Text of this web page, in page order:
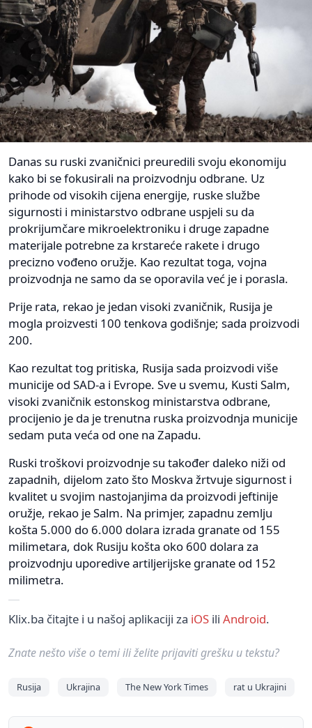
Danas su ruski zvaničnici preuredili svoju ekonomiju
kako bi se fokusirali na proizvodnju odbrane. Uz
prihode od visokih cijena energije, ruske službe
sigurnosti i ministarstvo odbrane uspjeli su da
prokrijumčare mikroelektroniku i druge zapadne
materijale potrebne za krstareće rakete i drugo
precizno vođeno oružje. Kao rezultat toga, vojna
proizvodnja ne samo da se oporavila već je i porasla.
Prije rata, rekao je jedan visoki zvaničnik, Rusija je
mogla proizvesti 100 tenkova godišnje; sada proizvodi
200.
Kao rezultat tog pritiska, Rusija sada proizvodi više
municije od SAD-a i Evrope. Sve u svemu, Kusti Salm,
visoki zvaničnik estonskog ministarstva odbrane,
procijenio je da je trenutna ruska proizvodnja municije
sedam puta veća od one na Zapadu.
Ruski troškovi proizvodnje su također daleko niži od
zapadnih, dijelom zato što Moskva žrtvuje sigurnost i
kvalitet u svojim nastojanjima da proizvodi jeftinije
oružje, rekao je Salm. Na primjer, zapadnu zemlju
košta 5.000 do 6.000 dolara izrada granate od 155
milimetara, dok Rusiju košta oko 600 dolara za
proizvodnju uporedive artiljerijske granate od 152
milimetra.
Klix.ba čitajte i u našoj aplikaciji za iOS ili Android.
Znate nešto više o temi ili želite prijaviti grešku u tekstu?
Rusija Ukrajina The New York Times rat u Ukrajini